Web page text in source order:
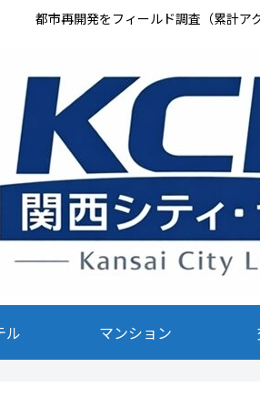
都市再開発をフィールド調査（累計ア
ル マンション